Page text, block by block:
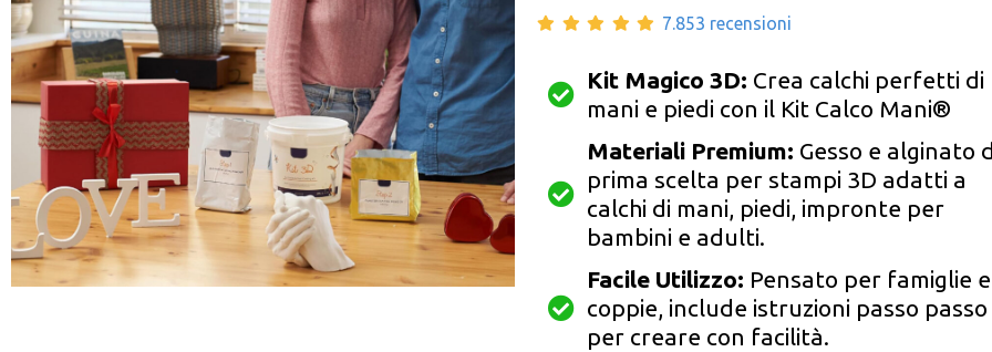
7.853 recensioni
Kit Magico 3D: Crea calchi perfetti di
mani e piedi con il Kit Calco Mani®
Materiali Premium: Gesso e alginato
prima scelta per stampi 3D adatti a
calchi di mani, piedi, impronte per
bambini e adulti.
Facile Utilizzo: Pensato per famiglie e
coppie, include istruzioni passo passo
per creare con facilità.